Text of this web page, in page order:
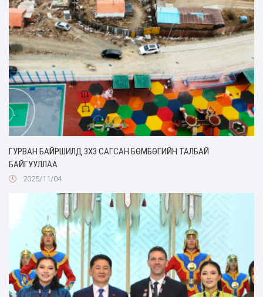
ГУРВАН БАЙРШИЛД 3X3 САГСАН БӨМБӨГИЙН ТАЛБАЙ
БАЙГУУЛЛАА
2025/11/04